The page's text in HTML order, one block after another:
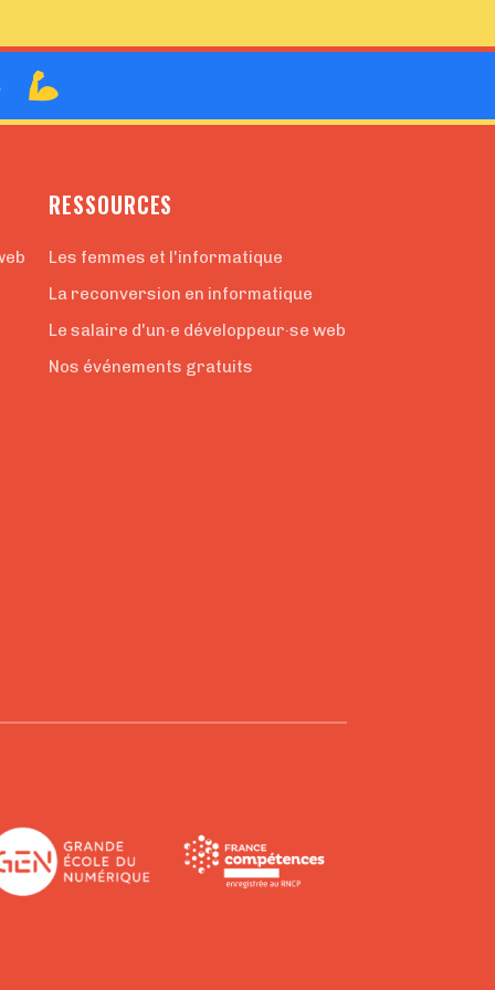
RESSOURCES
Les femmes et l'informatique
La reconversion en informatique
Le salaire d'un·e développeur·se web
Nos événements gratuits